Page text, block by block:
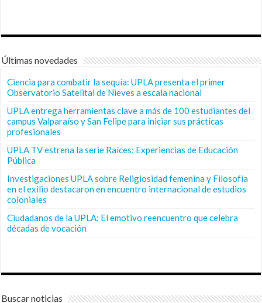
Últimas novedades
Ciencia para combatir la sequía: UPLA presenta el primer
Observatorio Satelital de Nieves a escala nacional
UPLA entrega herramientas clave a más de 100 estudiantes del
campus Valparaíso y San Felipe para iniciar sus prácticas
profesionales
UPLA TV estrena la serie Raíces: Experiencias de Educación
Pública
Investigaciones UPLA sobre Religiosidad femenina y Filosofía
en el exilio destacaron en encuentro internacional de estudios
coloniales
Ciudadanos de la UPLA: El emotivo reencuentro que celebra
décadas de vocación
Buscar noticias